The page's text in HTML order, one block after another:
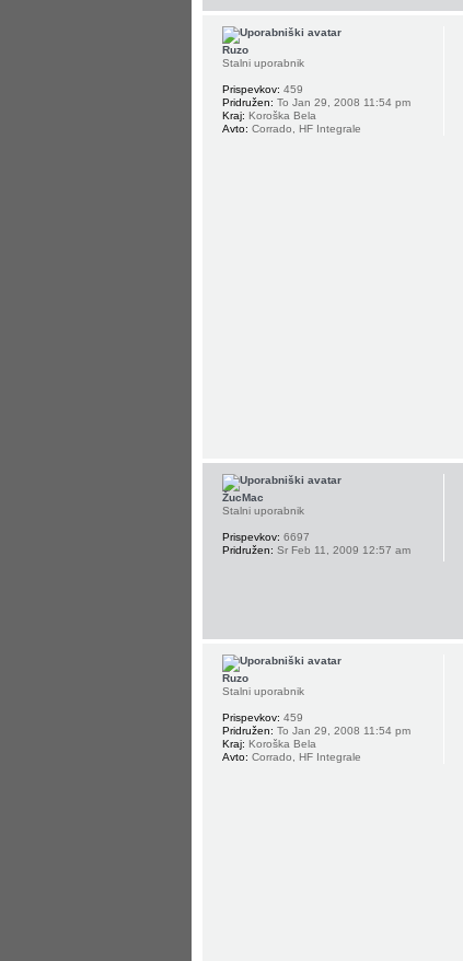
Ruzo
Stalni uporabnik
Prispevkov: 459
Pridružen: To Jan 29, 2008 11:54 pm
Kraj: Koroška Bela
Avto: Corrado, HF Integrale
ŽucMac
Stalni uporabnik
Prispevkov: 6697
Pridružen: Sr Feb 11, 2009 12:57 am
Ruzo
Stalni uporabnik
Prispevkov: 459
Pridružen: To Jan 29, 2008 11:54 pm
Kraj: Koroška Bela
Avto: Corrado, HF Integrale